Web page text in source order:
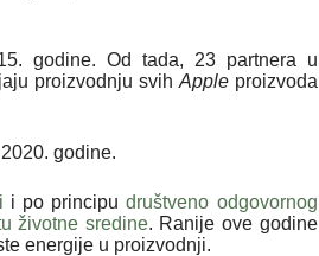
godine. Od tada, 23 partnera u
proizvodnju svih Appleproizvoda
godine.
i po principu društveno odgovornog
životne sredine. Ranije ove godine
energije u proizvodnji.